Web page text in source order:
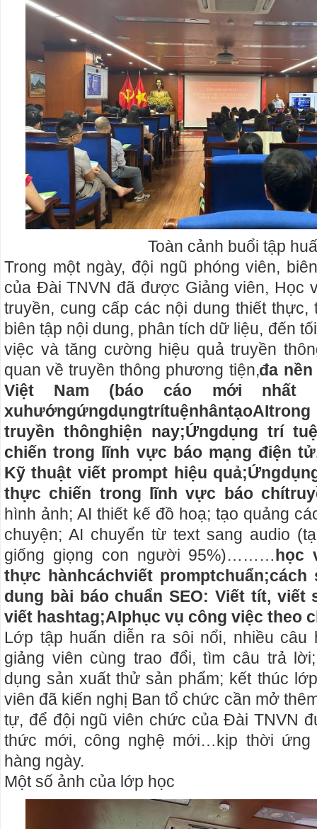
Toàn cảnh buổi tập
Trong một ngày, đội ngũ phóng viên,
của Đài TNVN đã được Giảng viên, Học
truyền, cung cấp các nội dung thiết
biên tập nội dung, phân tích dữ liệu, đến
việc và tăng cường hiệu quả truyền
quan về truyền thông phương tiện,đa
Việt Nam (báo cáo mới nhất
xuhướngứngdụngtrítuệnhântạoAI
truyền thônghiện nay;Ứngdụng trí
chiến trong lĩnh vực báo mạng điện tử
Kỹ thuật viết prompt hiệu quả;Ứng
thực chiến trong lĩnh vực báo chí
hình ảnh; AI thiết kế đồ hoạ; tạo quảng
chuyện; AI chuyển từ text sang audio
giống giọng con người 95%)………học
thực hànhcáchviết promptchuẩn;cách
dung bài báo chuẩn SEO: Viết tít, viết
viết hashtag;AIphục vụ công việc theo
Lớp tập huấn diễn ra sôi nổi, nhiều
giảng viên cùng trao đổi, tìm câu trả
dụng sản xuất thử sản phẩm; kết thúc
viên đã kiến nghị Ban tổ chức cần mở
tự, để đội ngũ viên chức của Đài TNVN
thức mới, công nghệ mới…kịp thời ứng
hàng ngày.
Một số ảnh của lớp học